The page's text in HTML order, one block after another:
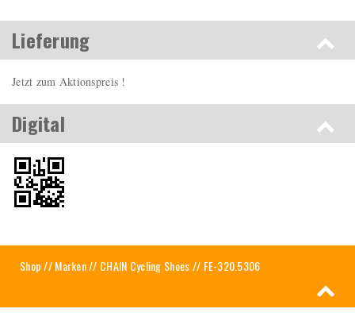
Lieferung
Jetzt zum Aktionspreis !
Digital
Shop//Marken// CHAIN Cycling Shoes// FE-320.5306